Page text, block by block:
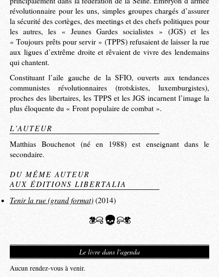
révolutionnaire pour les uns, simples groupes chargés d’assurer
la sécurité des cortèges, des meetings et des chefs politiques pour
les autres, les « Jeunes Gardes socialistes » (JGS) et les
« Toujours prêts pour servir » (TPPS) refusaient de laisser la rue
aux ligues d’extrême droite et rêvaient de vivre des lendemains
qui chantent.
Constituant l’aile gauche de la SFIO, ouverts aux tendances
communistes révolutionnaires (trotskistes, luxemburgistes),
proches des libertaires, les TPPS et les JGS incarnent l’image la
plus éloquente du « Front populaire de combat ».
L’AUTEUR
Matthias Bouchenot (né en 1988) est enseignant dans le
secondaire.
DU MÊME AUTEUR
AUX ÉDITIONS LIBERTALIA
Tenir la rue (grand format) (2014)
Le livre dans l'agenda
Aucun rendez-vous à venir.